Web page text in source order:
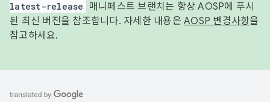
latest-release
매니페스트 브랜치는 항상 AOSP에 푸시
된 최신 버전을 참조합니다. 자세한 내용은 AOSP 변경사항을
참고하세요.